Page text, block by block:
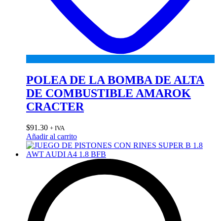
POLEA DE LA BOMBA DE ALTA
DE COMBUSTIBLE AMAROK
CRACTER
$91.30 + IVA
Añadir al carrito